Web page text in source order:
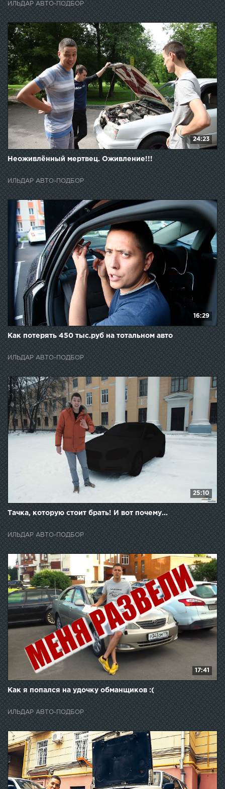
ИЛЬДАР АВТО-ПОДБОР
24:23
Неоживлённый мертвец. Оживление!!!
ИЛЬДАР АВТО-ПОДБОР
16:29
Как потерять 450 тыс.руб на тотальном авто
ИЛЬДАР АВТО-ПОДБОР
25:10
Тачка, которую стоит брать! И вот почему...
ИЛЬДАР АВТО-ПОДБОР
17:41
Как я попался на удочку обманщиков :(
ИЛЬДАР АВТО-ПОДБОР